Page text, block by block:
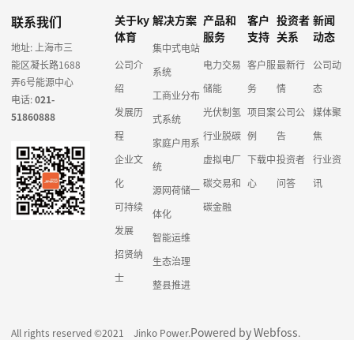
联系我们
地址: 上海市三
能区凝长路1688
弄6号能源中心
电话:021-
51860888
关于ky
体育
公司介
绍
发展历
程
企业文
化
可持续
发展
招贤纳
士
解决方案
集中式电站
系统
工商业分布
式系统
家庭户用系
统
源网荷储一
体化
智能运维
生态治理
整县推进
产品和
服务
电力交易
储能
光伏制氢
行业脱碳
虚拟电厂
碳交易和
碳金融
客户
支持
客户服
务
项目案
例
下载中
心
投资者
关系
最新行
情
公司公
告
投资者
问答
新闻
动态
公司动
态
媒体聚
焦
行业资
讯
All rights reserved ©2021 Jinko Power.Powered by Webfoss.